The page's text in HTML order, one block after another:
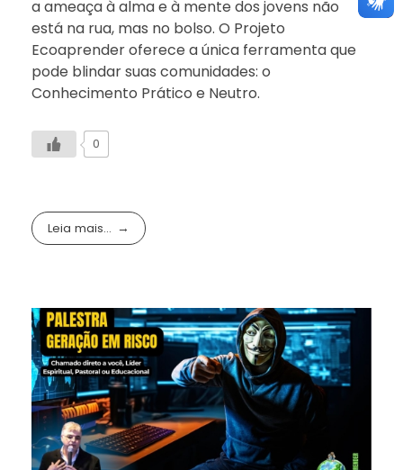
a ameaça à alma e à mente dos jovens não
está na rua, mas no bolso. O Projeto
Ecoaprender oferece a única ferramenta que
pode blindar suas comunidades: o
Conhecimento Prático e Neutro.
0
Leia mais...